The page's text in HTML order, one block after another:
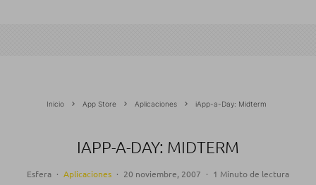
Inicio App Store Aplicaciones iApp-a-Day: Midterm
IAPP-A-DAY: MIDTERM
Esfera · Aplicaciones · 20 noviembre, 2007 · 1 Minuto de lectura